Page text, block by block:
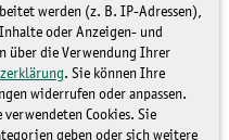
werden (z. B. IP-Adressen),
oder Anzeigen- und
über die Verwendung Ihrer
. Sie können Ihre
widerrufen oder anpassen.
Cookies. Sie
geben oder sich weitere